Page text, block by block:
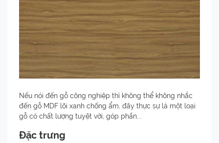
Nếu nói đến gỗ công nghiệp thì không thể không nhắc
đến gỗ MDF lõi xanh chống ẩm, đây thực sự là một loại
gỗ có chất lượng tuyệt vời, góp phần...
Đặc trưng